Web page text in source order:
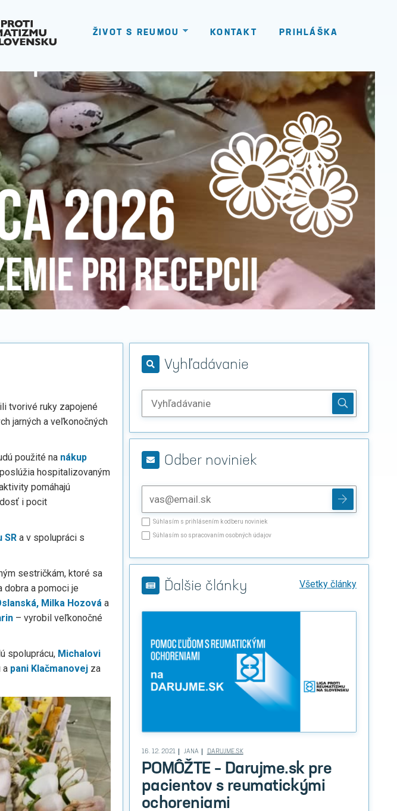
ŽIVOT S REUMOU KONTAKT PRIHLÁŠKA
tvorivé ruky zapojené
jarných a veľkonočných
použité na nákup
hospitalizovaným
pomáhajú
i pocit
SR a v spolupráci s
sestričkám, ktoré sa
dobra a pomoci je
Milka Hozová a
– vyrobil veľkonočné
spoluprácu, Michalovi
a pani Klačmanovej za
Vyhľadávanie
Odber noviniek
Súhlasím s prihlásením k odberu noviniek
Súhlasím so spracovaním osobných údajov
Ďalšie články Všetky články
16. 12. 2021 JANA DARUJME.SK
POMÔŽTE – Darujme.sk pre
pacientov s reumatickými
ochoreniami